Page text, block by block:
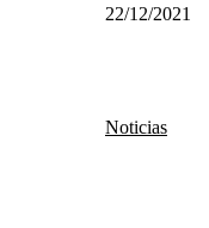
22/12/2021
Noticias